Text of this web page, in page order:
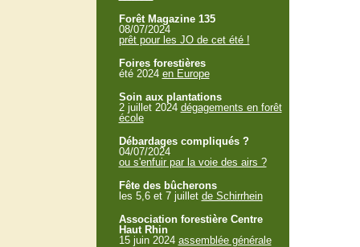
Forêt Magazine 135
08/07/2024
prêt pour les JO de cet été !
Foires forestières
été 2024 en Europe
Soin aux plantations
2 juillet 2024 dégagements en forêt
école
Débardages compliqués ?
04/07/2024
ou s'enfuir par la voie des airs ?
Fête des bûcherons
les 5,6 et 7 juillet de Schirrhein
Association forestière Centre
Haut Rhin
15 juin 2024 assemblée générale